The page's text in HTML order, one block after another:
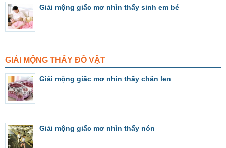
Giải mộng giấc mơ nhìn thấy sinh em bé
GIẢI MỘNG THẤY ĐỒ VẬT
Giải mộng giấc mơ nhìn thấy chăn len
Giải mộng giấc mơ nhìn thấy nón